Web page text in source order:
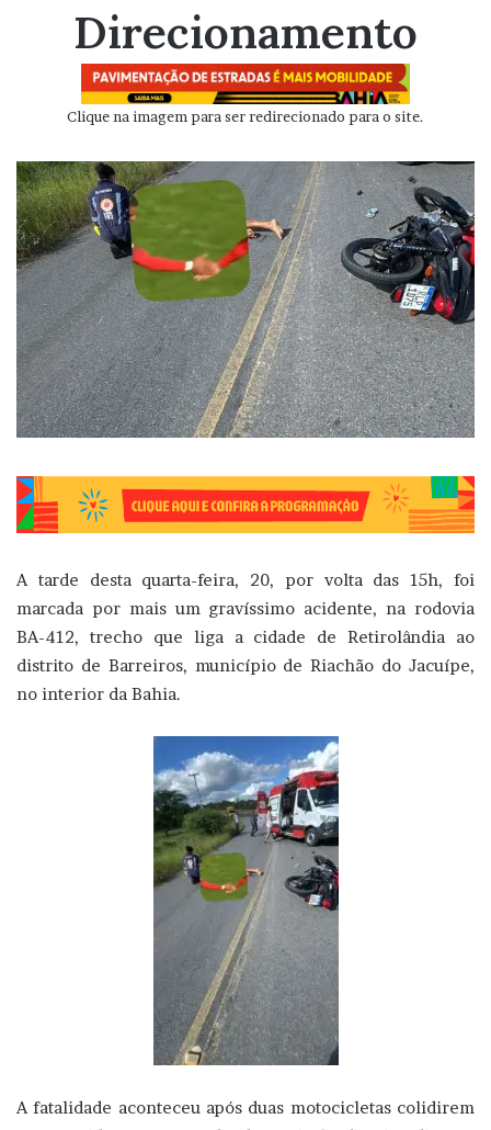
Direcionamento
Clique na imagem para ser redirecionado para o site.
A tarde desta quarta-feira, 20, por volta das 15h, foi
marcada por mais um gravíssimo acidente, na rodovia
BA-412, trecho que liga a cidade de Retirolândia ao
distrito de Barreiros, município de Riachão do Jacuípe,
no interior da Bahia.
A fatalidade aconteceu após duas motocicletas colidirem